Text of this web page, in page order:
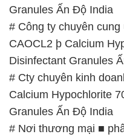
Granules Ấn Độ India
# Công ty chuyên
CAOCL2 þ Calcium
Disinfectant Granules
# Cty chuyên kinh
Calcium Hypochlorite
Granules Ấn Độ India
# Nơi thương mại ■